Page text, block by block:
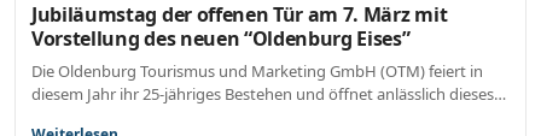
Jubiläumstag der offenen Tür am 7. März mit
Vorstellung des neuen “Oldenburg Eises”
Die Oldenburg Tourismus und Marketing GmbH (OTM) feiert in
diesem Jahr ihr 25-jähriges Bestehen und öffnet anlässlich dieses…